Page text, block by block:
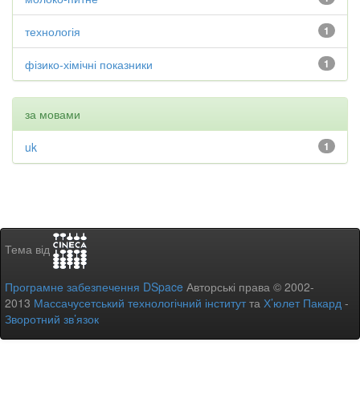
1
технологія
1
фізико-хімічні показники
за мовами
1
uk
Тема від
Програмне забезпечення DSpace Авторські права © 2002-
2013 Массачусетський технологічний інститутта Х’юлет Пакард -
Зворотний зв’язок